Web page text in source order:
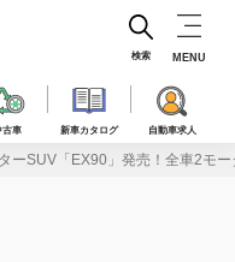
古車 新車カタログ 自動車求人
検索 MENU
ーSUV「EX90」発売！全車2モ